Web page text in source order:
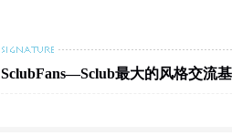
SclubFans—Sclub最大的风格交流